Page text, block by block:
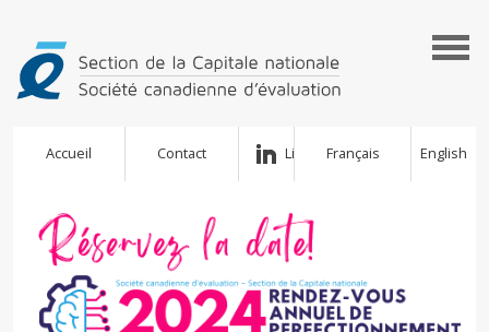
Accueil Contact LinkedInFrançais English